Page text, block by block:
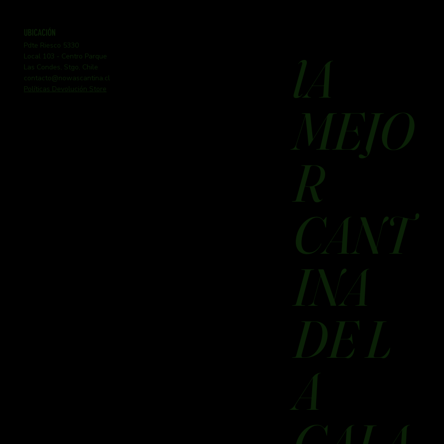
UBICACIÓN
Pdte Riesco 5330
Local 103 - Centro Parque
Las Condes, Stgo, Chile
contacto@nowascantina.cl
Políticas Devolución Store
lA
MEJO
R
CANT
INA
DE L
A